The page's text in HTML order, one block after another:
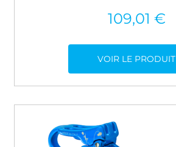
109,01 €
VOIR LE PRODUIT